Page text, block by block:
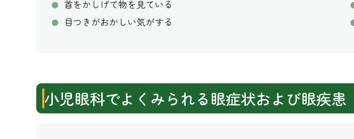
首をかしげて物を見ている
目つきがおかしい気がする
小児眼科でよくみられる眼症状および眼疾患